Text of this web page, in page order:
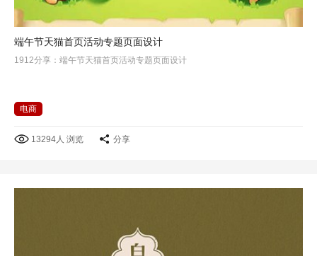
端午节天猫首页活动专题页面设计
1912分享：端午节天猫首页活动专题页面设计
电商
13294人 浏览 分享